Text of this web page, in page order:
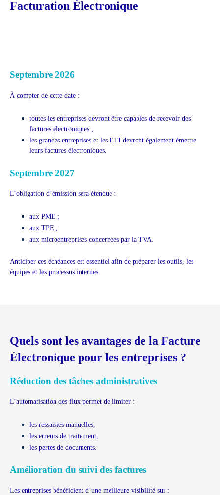
Facturation Électronique
Septembre 2026
À compter de cette date :
toutes les entreprises devront être capables de recevoir des
factures électroniques ;
les grandes entreprises et les ETI devront également émettre
leurs factures électroniques.
Septembre 2027
L’obligation d’émission sera étendue :
aux PME ;
aux TPE ;
aux microentreprises concernées par la TVA.
Anticiper ces échéances est essentiel afin de préparer les outils, les
équipes et les processus internes.
Quels sont les avantages de la Facture
Électronique pour les entreprises ?
Réduction des tâches administratives
L’automatisation des flux permet de limiter :
les ressaisies manuelles,
les erreurs de traitement,
les pertes de documents.
Amélioration du suivi des factures
Les entreprises bénéficient d’une meilleure visibilité sur :